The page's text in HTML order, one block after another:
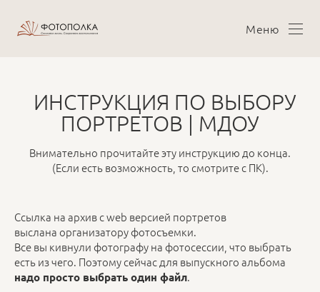
Меню
ИНСТРУКЦИЯ ПО ВЫБОРУ
ПОРТРЕТОВ | МДОУ
Внимательно прочитайте эту инструкцию до конца.
(Если есть возможность, то смотрите с ПК).
Ссылка на архив с web версией портретов
выслана организатору фотосъемки.
Все вы кивнули фотографу на фотосессии, что выбрать
есть из чего. Поэтому сейчас для выпускного альбома
надо просто выбрать один файл.